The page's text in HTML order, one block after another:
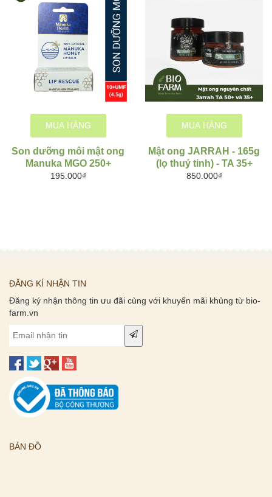
MUA HÀNG
Son dưỡng môi mật ong
Manuka MGO 250+
195.000₫
MUA HÀNG
Mật ong JARRAH - 165g
(lọ thuỷ tinh) - TA 35+
850.000₫
ĐĂNG KÍ NHẬN TIN
Đăng ký nhận thông tin ưu đãi cùng với khuyến mãi khủng từ bio-
farm.vn
BẢN ĐỒ